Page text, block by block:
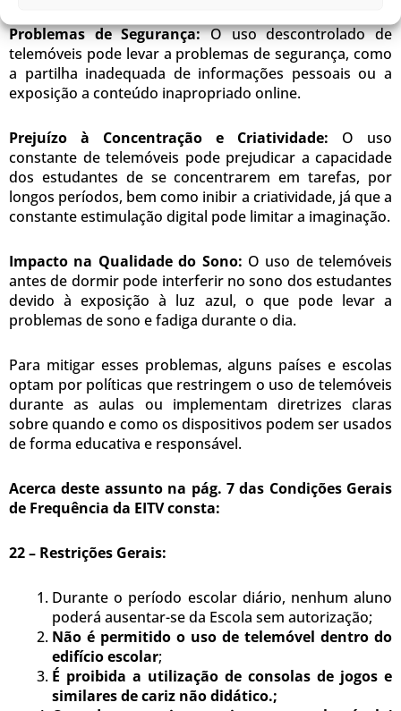
Problemas de Segurança:O uso descontrolado de
telemóveis pode levar a problemas de segurança, como
a partilha inadequada de informações pessoais ou a
exposição a conteúdo inapropriado online.
Prejuízo à Concentração e Criatividade: O uso
constante de telemóveis pode prejudicar a capacidade
dos estudantes de se concentrarem em tarefas, por
longos períodos, bem como inibir a criatividade, já que a
constante estimulação digital pode limitar a imaginação.
Impacto na Qualidade do Sono: O uso de telemóveis
antes de dormir pode interferir no sono dos estudantes
devido à exposição à luz azul, o que pode levar a
problemas de sono e fadiga durante o dia.
Para mitigar esses problemas, alguns países e escolas
optam por políticas que restringem o uso de telemóveis
durante as aulas ou implementam diretrizes claras
sobre quando e como os dispositivos podem ser usados
de forma educativa e responsável.
Acerca deste assunto na pág. 7 das Condições Gerais
de Frequência da EITV consta:
22 – Restrições Gerais:
Durante o período escolar diário, nenhum aluno
poderá ausentar-se da Escola sem autorização;
Não é permitido o uso de telemóvel dentro do
edifício escolar;
É proibida a utilização de consolas de jogos e
similares de cariz não didático.;